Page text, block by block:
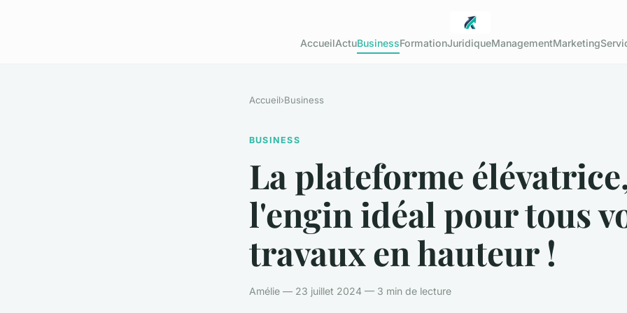
AccueilActuBusinessFormationJuridiqueManagementMarketing
Accueil›Business
BUSINESS
La plateforme
l'engin idéal pour tous
travaux en hauteur !
Amélie — 23 juillet 2024 — 3 min de lecture